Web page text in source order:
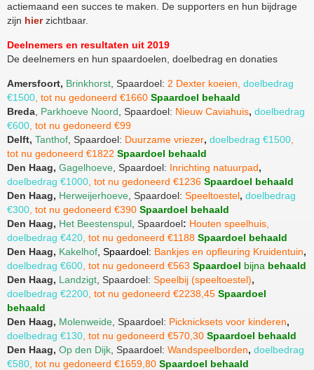
actiemaand een succes te maken. De supporters en hun bijdrage
zijn hierzichtbaar.
Deelnemers en resultaten uit 2019
De deelnemers en hun spaardoelen, doelbedrag en donaties
Amersfoort, Brinkhorst , Spaardoel: 2 Dexter koeien, doelbedrag
€1500 , tot nu gedoneerd €1660 Spaardoel behaald
Breda Parkhoeve Noord , Spaardoel: Nieuw Caviahuis, doelbedrag
€600 , tot nu gedoneerd €99
Delft, Tanthof , Spaardoel: Duurzame vriezer, doelbedrag €1500
tot nu gedoneerd €1822 Spaardoel behaald
Den Haag, Gagelhoeve , Spaardoel: Inrichting natuurpad,
doelbedrag €1000 , tot nu gedoneerd €1236 Spaardoel behaald
Den Haag, Herweijerhoeve , Spaardoel: Speeltoestel, doelbedrag
€300 , tot nu gedoneerd €390 Spaardoel behaald
Den Haag, Het Beestenspul , Spaardoel: Houten speelhuis,
doelbedrag €420 , tot nu gedoneerd €1188 Spaardoel behaald
Den Haag, Kakelhof , Spaardoel: Bankjes en opfleuring Kruidentuin,
doelbedrag €600 , tot nu gedoneerd €563 Spaardoel bijna behaald
Den Haag, Landzigt , Spaardoel: Speelbij (speeltoestel),
doelbedrag €2200 , tot nu gedoneerd €2238,45 Spaardoel
behaald
Den Haag, Molenweide , Spaardoel: Picknicksets voor kinderen,
doelbedrag €130 , tot nu gedoneerd €570,30 Spaardoel behaald
Den Haag, Op den Dijk , Spaardoel: Wandspeelborden, doelbedrag
€580 , tot nu gedoneerd €1659,80 Spaardoel behaald